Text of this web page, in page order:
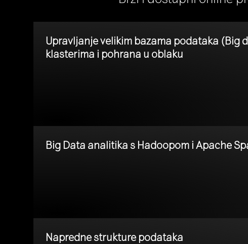
Upravljanje velikim bazama podataka (Big
klasterima i pohrana u oblaku
Big Data analitika s Hadoopom i Apache
Napredne strukture podataka